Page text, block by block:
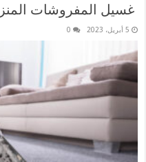
غسيل المفروشات
5 أبريل، 2023 0